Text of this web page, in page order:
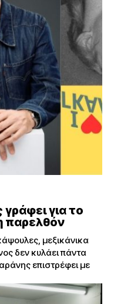
για το
παρελθόν
μεξικάνικα
δεν κυλάει πάντα
επιστρέφει με